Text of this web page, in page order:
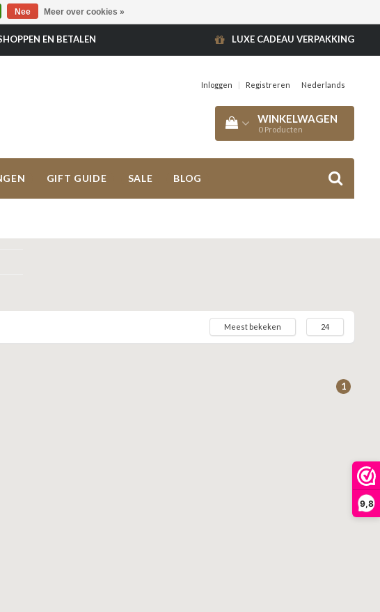
9,8
EN BETALEN LUXE CADEAU VERPAKKING
Inloggen | Registreren Nederlands
WINKELWAGEN
0 Producten
GIFT GUIDE SALE BLOG
Meest bekeken 24
1
Nee Meer over cookies »